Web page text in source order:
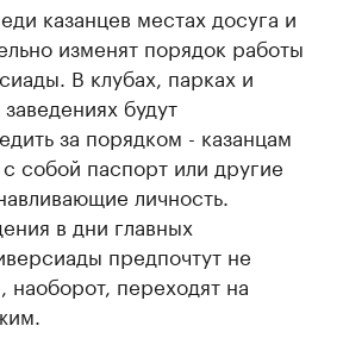
казанцев местах досуга и
изменят порядок работы
В клубах, парках и
будут
за порядком - казанцам
собой паспорт или другие
личность.
в дни главных
предпочтут не
наоборот, переходят на